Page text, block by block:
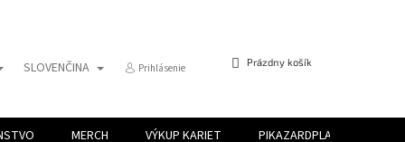
SLOVENČINA Prihlásenie
NÁKUPNÝ
Prázdny košík
MERCH VÝKUP KARIET PIKAZARDPLAY